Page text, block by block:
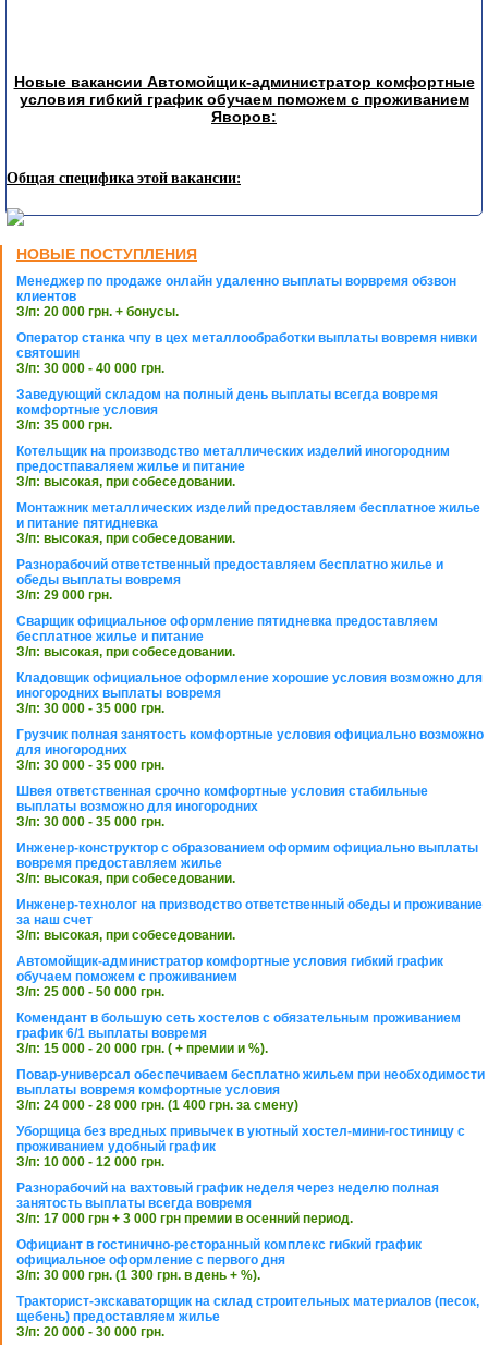
Новые вакансии Автомойщик-администратор комфортные
условия гибкий график обучаем поможем с проживанием
Яворов:
Общая специфика этой вакансии:
НОВЫЕ ПОСТУПЛЕНИЯ
Менеджер по продаже онлайн удаленно выплаты ворвремя обзвон
клиентов
З/п: 20 000 грн. + бонусы.
Оператор станка чпу в цех металлообработки выплаты вовремя нивки
святошин
З/п: 30 000 - 40 000 грн.
Заведующий складом на полный день выплаты всегда вовремя
комфортные условия
З/п: 35 000 грн.
Котельщик на производство металлических изделий иногородним
предостпаваляем жилье и питание
З/п: высокая, при собеседовании.
Монтажник металлических изделий предоставляем бесплатное жилье
и питание пятидневка
З/п: высокая, при собеседовании.
Разнорабочий ответственный предоставляем бесплатно жилье и
обеды выплаты вовремя
З/п: 29 000 грн.
Сварщик официальное оформление пятидневка предоставляем
бесплатное жилье и питание
З/п: высокая, при собеседовании.
Кладовщик официальное оформление хорошие условия возможно для
иногородних выплаты вовремя
З/п: 30 000 - 35 000 грн.
Грузчик полная занятость комфортные условия официально возможно
для иногородних
З/п: 30 000 - 35 000 грн.
Швея ответственная срочно комфортные условия стабильные
выплаты возможно для иногородних
З/п: 30 000 - 35 000 грн.
Инженер-конструктор с образованием оформим официально выплаты
вовремя предоставляем жилье
З/п: высокая, при собеседовании.
Инженер-технолог на призводство ответственный обеды и проживание
за наш счет
З/п: высокая, при собеседовании.
Автомойщик-администратор комфортные условия гибкий график
обучаем поможем с проживанием
З/п: 25 000 - 50 000 грн.
Комендант в большую сеть хостелов с обязательным проживанием
график 6/1 выплаты вовремя
З/п: 15 000 - 20 000 грн. ( + премии и %).
Повар-универсал обеспечиваем бесплатно жильем при необходимости
выплаты вовремя комфортные условия
З/п: 24 000 - 28 000 грн. (1 400 грн. за смену)
Уборщица без вредных привычек в уютный хостел-мини-гостиницу с
проживанием удобный график
З/п: 10 000 - 12 000 грн.
Разнорабочий на вахтовый график неделя через неделю полная
занятость выплаты всегда вовремя
З/п: 17 000 грн + 3 000 грн премии в осенний период.
Официант в гостинично-ресторанный комплекс гибкий график
официальное оформление с первого дня
З/п: 30 000 грн. (1 300 грн. в день + %).
Тракторист-экскаваторщик на склад строительных материалов (песок,
щебень) предоставляем жилье
З/п: 20 000 - 30 000 грн.